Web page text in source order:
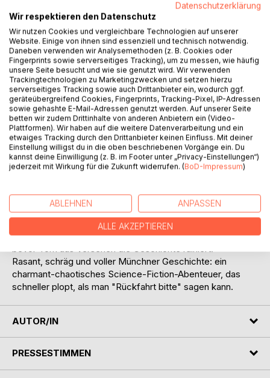
Und ein Taxi, das plötzlich durch die Zeit plopt.
Tom Whitmore wollte in München nur Geschichte erleben.
Marienplatz, Frauenkirche, Residenz - alles war perfekt
geplant, sorgfältig notiert und vermutlich ein bisschen zu
enthusiastisch vorbereitet.
Dann nimmt er am Flughafen den falschen Rucksack mit.
Darin befindet sich kein Stadtplan.
Keine Reiselektüre.
Sondern der Time Ploper.
Ein unbedachter Knopfdruck, ein leises Plop - und Tom
steckt plötzlich mitten in Münchens Vergangenheit.
Zwischen mittelalterlichem Chaos, königlichen
Geheimnissen und sehr schlechten Entscheidungen wird
aus seiner harmlosen Städtereise eine Jagd durch die
Blöd nur, dass Taxifahrer Jardin ebenfalls hineingezogen
wird - und für Zeitreisen ganz sicher keinen normalen Tarif
Noch blöder: Die geheimnisvolle Linda will ihr Gerät zurück,
Rasant, schräg und voller Münchner Geschichte: ein
charmant-chaotisches Science-Fiction-Abenteuer, das
schneller plopt, als man "Rückfahrt bitte" sagen kann.
AUTOR/IN
PRESSESTIMMEN
Datenschutzerklärung
Wir respektieren den Datenschutz
Wir nutzen Cookies und vergleichbare Technologien auf unserer
Website. Einige von ihnen sind essenziell und technisch notwendig.
Daneben verwenden wir Analysemethoden (z. B. Cookies oder
Fingerprints sowie serverseitiges Tracking), um zu messen, wie häufig
unsere Seite besucht und wie sie genutzt wird. Wir verwenden
Trackingtechnologien zu Marketingzwecken und setzen hierzu
serverseitiges Tracking sowie auch Drittanbieter ein, wodurch ggf.
geräteübergreifend Cookies, Fingerprints, Tracking-Pixel, IP-Adressen
sowie gehashte E-Mail-Adressen genutzt werden. Auf unserer Seite
betten wir zudem Drittinhalte von anderen Anbietern ein (Video-
Plattformen). Wir haben auf die weitere Datenverarbeitung und ein
etwaiges Tracking durch den Drittanbieter keinen Einfluss. Mit deiner
Einstellung willigst du in die oben beschriebenen Vorgänge ein. Du
kannst deine Einwilligung (z. B. im Footer unter „Privacy-Einstellungen“)
jederzeit mit Wirkung für die Zukunft widerrufen. (BoD-Impressum)
ABLEHNEN ANPASSEN
ALLE AKZEPTIEREN